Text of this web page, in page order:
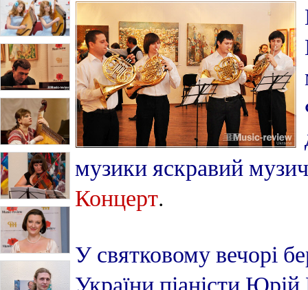
музики яскравий
Концерт.
У святковому вечорі
України піаністи